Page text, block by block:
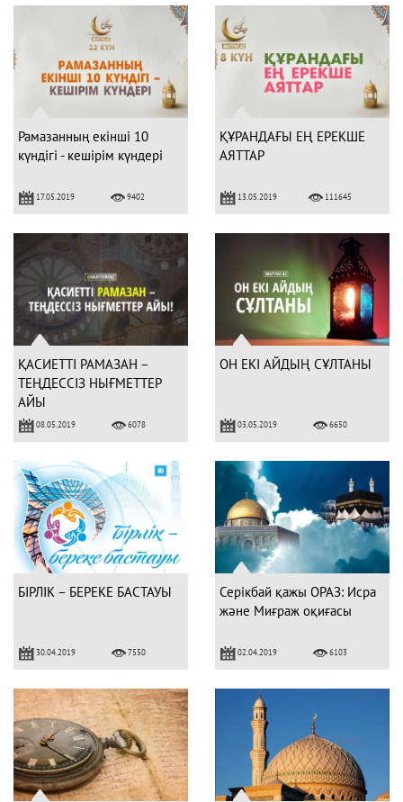
Рамазанның екінші 10
күндігі - кешірім күндері
17.05.2019 9402
ҚҰРАНДАҒЫ ЕҢ ЕРЕКШЕ
АЯТТАР
13.05.2019 111645
ҚАСИЕТТІ РАМАЗАН –
ТЕҢДЕССІЗ НЫҒМЕТТЕР
АЙЫ
08.05.2019 6078
ОН ЕКІ АЙДЫҢ СҰЛТАНЫ
03.05.2019 6650
БІРЛІК – БЕРЕКЕ БАСТАУЫ
30.04.2019 7550
Серікбай қажы ОРАЗ: Исра
және Миғраж оқиғасы
02.04.2019 6103